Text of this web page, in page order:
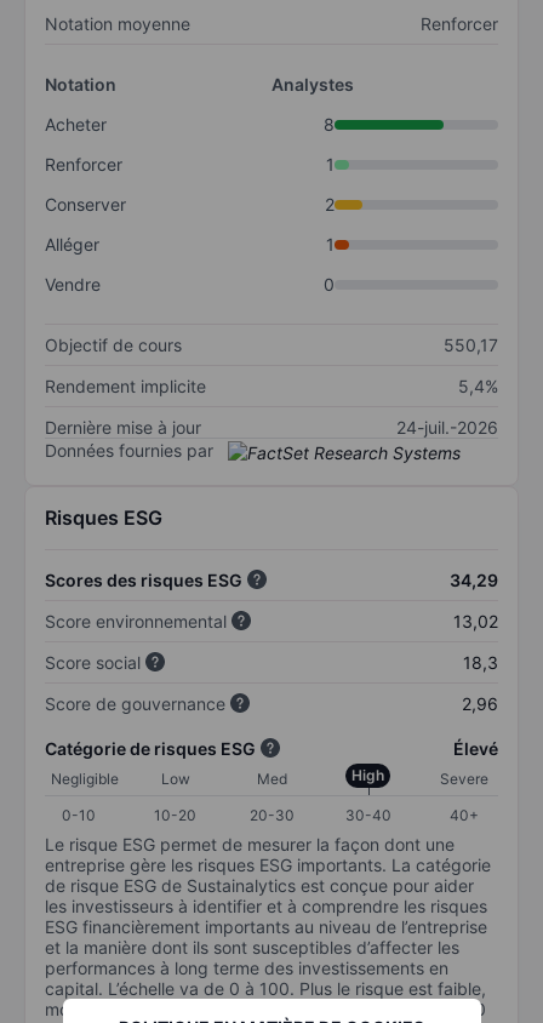
Notation moyenne Renforcer
Notation
Analystes
Acheter
8
Renforcer
1
Conserver
2
Alléger
1
Vendre
0
Objectif de cours
550,17
Rendement implicite
5,4%
Dernière mise à jour
24-juil.-2026
Données fournies par
Risques ESG
Scores des risques ESG
34,29
Score environnemental
13,02
Score social
18,3
Score de gouvernance
2,96
Catégorie de risques ESG Élevé
Negligible Low Med High
Severe
0-10
10-20 20-30 30-40 40+
Le risque ESG permet de mesurer la façon dont une
entreprise gère les risques ESG importants. La catégorie
de risque ESG de Sustainalytics est conçue pour aider
les investisseurs à identifier et à comprendre les risques
ESG financièrement importants au niveau de l’entreprise
et la manière dont ils sont susceptibles d’affecter les
performances à long terme des investissements en
capital. L’échelle va de 0 à 100. Plus le risque est faible,
moins il est important (0 équivaut à aucun risque et 100